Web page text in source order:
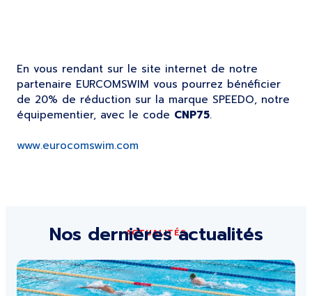
En vous rendant sur le site internet de notre
partenaire EURCOMSWIM vous pourrez bénéficier
de 20% de réduction sur la marque SPEEDO, notre
équipementier, avec le code CNP75.
www.eurocomswim.com
ACTUALITÉS
Nos dernières actualités